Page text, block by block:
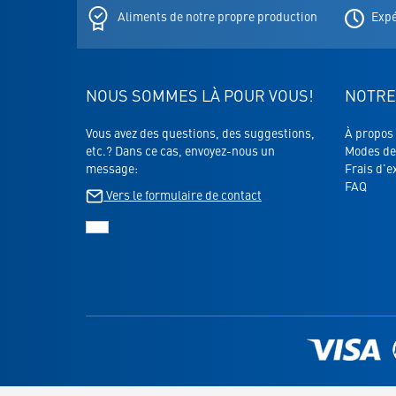
Aliments de notre propre production
NOUS SOMMES LÀ POUR VOUS!
Vous avez des questions, des suggestions,
etc.? Dans ce cas, envoyez-nous un
message:
Vers le formulaire de contact
À
Modes
Frais
FAQ
Lien
vers